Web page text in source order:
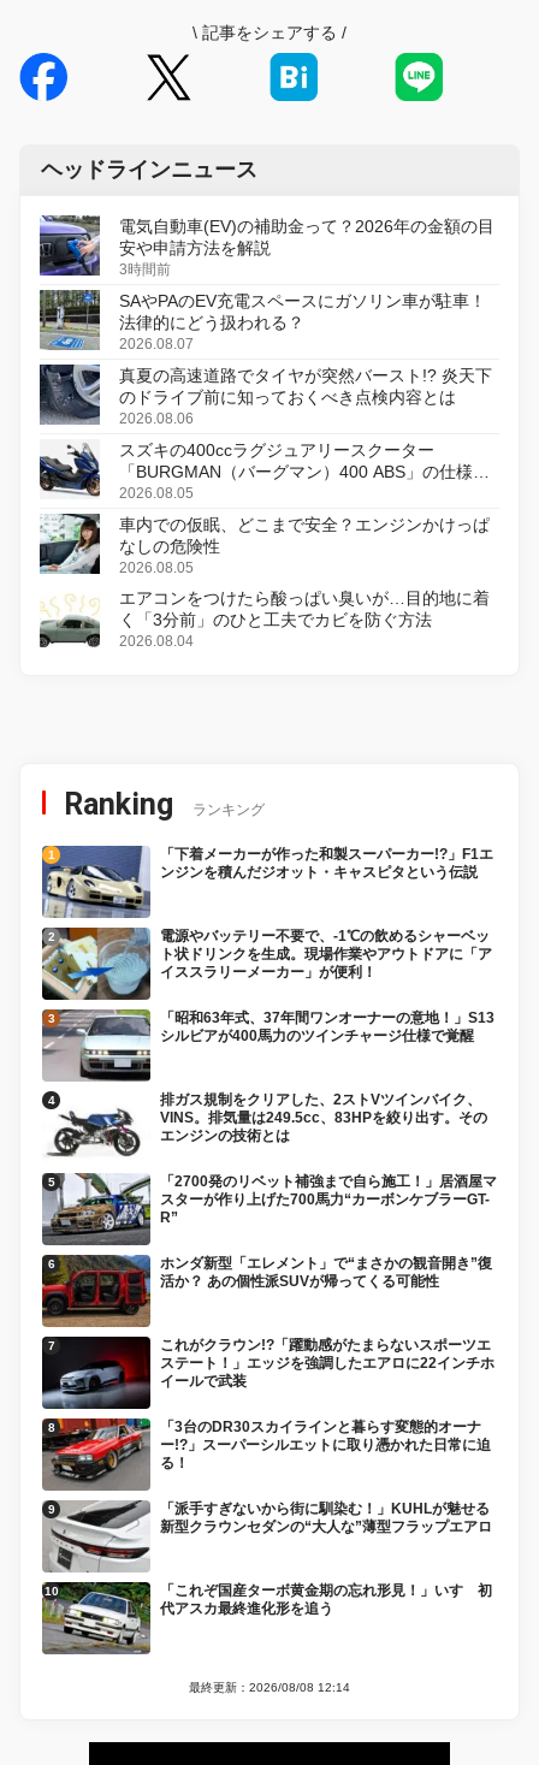
\ 記事をシェアする /
ヘッドラインニュース
電気自動車(EV)の補助金って？2026年の金額の目
安や申請方法を解説
3時間前
SAやPAのEV充電スペースにガソリン車が駐車！
法律的にどう扱われる？
2026.08.07
真夏の高速道路でタイヤが突然バースト!? 炎天下
のドライブ前に知っておくべき点検内容とは
2026.08.06
スズキの400ccラグジュアリースクーター
「BURGMAN（バーグマン）400 ABS」の仕様を
変更し、8月18日に発売
2026.08.05
車内での仮眠、どこまで安全？エンジンかけっぱ
なしの危険性
2026.08.05
エアコンをつけたら酸っぱい臭いが…目的地に着
く「3分前」のひと工夫でカビを防ぐ方法
2026.08.04
Ranking ランキング
「下着メーカーが作った和製スーパーカー!?」F1エ
ンジンを積んだジオット・キャスピタという伝説
電源やバッテリー不要で、-1℃の飲めるシャーベッ
ト状ドリンクを生成。現場作業やアウトドアに「ア
イススラリーメーカー」が便利！
「昭和63年式、37年間ワンオーナーの意地！」S13
シルビアが400馬力のツインチャージ仕様で覚醒
排ガス規制をクリアした、2ストVツインバイク、
VINS。排気量は249.5cc、83HPを絞り出す。その
エンジンの技術とは
「2700発のリベット補強まで自ら施工！」居酒屋マ
スターが作り上げた700馬力“カーボンケブラーGT-
R”
ホンダ新型「エレメント」で“まさかの観音開き”復
活か？ あの個性派SUVが帰ってくる可能性
これがクラウン!?「躍動感がたまらないスポーツエ
ステート！」エッジを強調したエアロに22インチホ
イールで武装
「3台のDR30スカイラインと暮らす変態的オーナ
ー!?」スーパーシルエットに取り憑かれた日常に迫
る！
「派手すぎないから街に馴染む！」KUHLが魅せる
新型クラウンセダンの“大人な”薄型フラップエアロ
「これぞ国産ターボ黄金期の忘れ形見！」いすゞ初
代アスカ最終進化形を追う
最終更新：2026/08/08 12:14